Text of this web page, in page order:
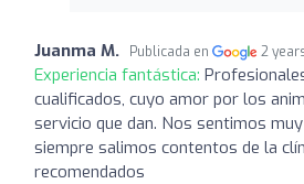
Juanma M. Publicada en 2
Experiencia fantástica:
cualificados, cuyo amor por los
servicio que dan. Nos sentimos
siempre salimos contentos de la
recomendados